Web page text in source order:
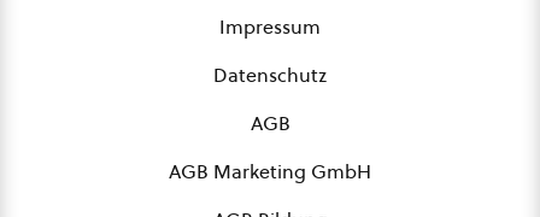
Impressum
Datenschutz
AGB
AGB Marketing GmbH